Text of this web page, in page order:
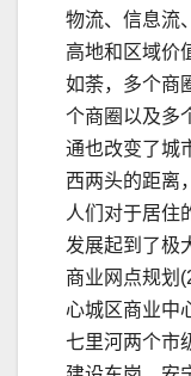
物流、信息流
高地和区域价
如荼，多个商
个商圈以及多
通也改变了城
西两头的距离
人们对于居住
发展起到了极
商业网点规划
心城区商业中
七里河两个市